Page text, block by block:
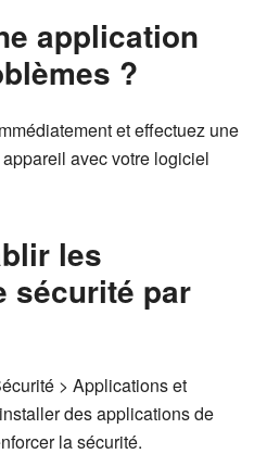
application
?
et effectuez une
avec votre logiciel
les
sécurité par
> Applications et
des applications de
la sécurité.